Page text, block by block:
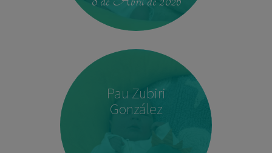
Pau Zubiri
González